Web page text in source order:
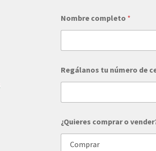
*
d
Nombre completo *
Regálanos tu número de
¿Quieres comprar o